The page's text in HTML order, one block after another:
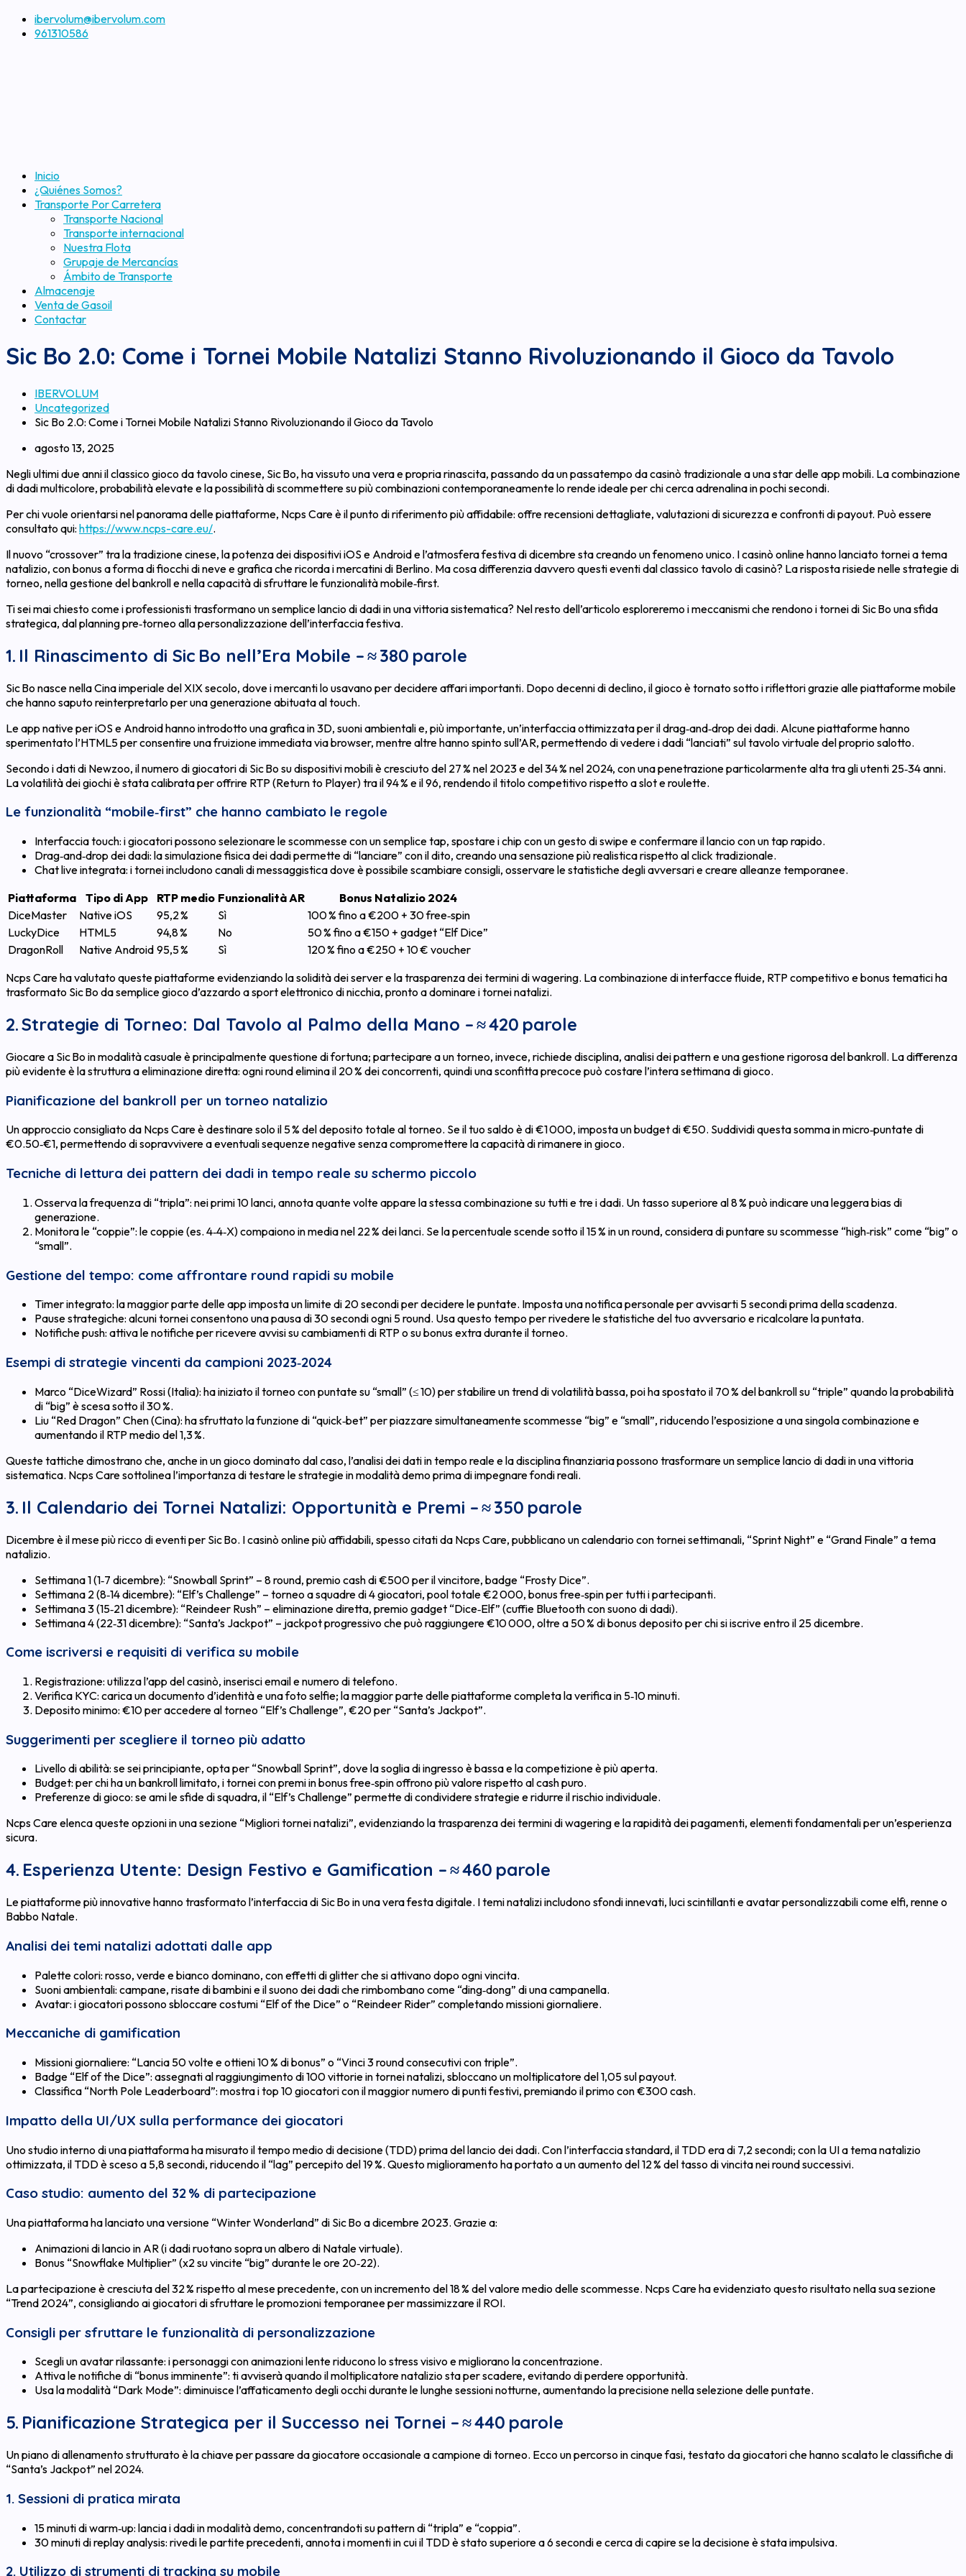
ibervolum@ibervolum.com
961310586
Inicio
¿Quiénes Somos?
Transporte Por Carretera
Transporte Nacional
Transporte internacional
Nuestra Flota
Grupaje de Mercancías
Ámbito de Transporte
Almacenaje
Venta de Gasoil
Contactar
Sic Bo 2.0: Come i Tornei Mobile Natalizi Stanno Rivoluzionando il Gioco da Tavolo
IBERVOLUM
Uncategorized
Sic Bo 2.0: Come i Tornei Mobile Natalizi Stanno Rivoluzionando il Gioco da Tavolo
agosto 13, 2025
Negli ultimi due anni il classico gioco da tavolo cinese, Sic Bo, ha vissuto una vera e propria rinascita, passando da un passatempo da casinò tradizionale a una star delle app mobili. La combinazione
di dadi multicolore, probabilità elevate e la possibilità di scommettere su più combinazioni contemporaneamente lo rende ideale per chi cerca adrenalina in pochi secondi.
Per chi vuole orientarsi nel panorama delle piattaforme, Ncps Care è il punto di riferimento più affidabile: offre recensioni dettagliate, valutazioni di sicurezza e confronti di payout. Può essere
consultato qui: https://www.ncps-care.eu/.
Il nuovo “crossover” tra la tradizione cinese, la potenza dei dispositivi iOS e Android e l’atmosfera festiva di dicembre sta creando un fenomeno unico. I casinò online hanno lanciato tornei a tema
natalizio, con bonus a forma di fiocchi di neve e grafica che ricorda i mercatini di Berlino. Ma cosa differenzia davvero questi eventi dal classico tavolo di casinò? La risposta risiede nelle strategie di
torneo, nella gestione del bankroll e nella capacità di sfruttare le funzionalità mobile‑first.
Ti sei mai chiesto come i professionisti trasformano un semplice lancio di dadi in una vittoria sistematica? Nel resto dell’articolo esploreremo i meccanismi che rendono i tornei di Sic Bo una sfida
strategica, dal planning pre‑torneo alla personalizzazione dell’interfaccia festiva.
1. Il Rinascimento di Sic Bo nell’Era Mobile – ≈ 380 parole
Sic Bo nasce nella Cina imperiale del XIX secolo, dove i mercanti lo usavano per decidere affari importanti. Dopo decenni di declino, il gioco è tornato sotto i riflettori grazie alle piattaforme mobile
che hanno saputo reinterpretarlo per una generazione abituata al touch.
Le app native per iOS e Android hanno introdotto una grafica in 3D, suoni ambientali e, più importante, un’interfaccia ottimizzata per il drag‑and‑drop dei dadi. Alcune piattaforme hanno
sperimentato l’HTML5 per consentire una fruizione immediata via browser, mentre altre hanno spinto sull’AR, permettendo di vedere i dadi “lanciati” sul tavolo virtuale del proprio salotto.
Secondo i dati di Newzoo, il numero di giocatori di Sic Bo su dispositivi mobili è cresciuto del 27 % nel 2023 e del 34 % nel 2024, con una penetrazione particolarmente alta tra gli utenti 25‑34 anni.
La volatilità dei giochi è stata calibrata per offrire RTP (Return to Player) tra il 94 % e il 96, rendendo il titolo competitivo rispetto a slot e roulette.
Le funzionalità “mobile‑first” che hanno cambiato le regole
Interfaccia touch: i giocatori possono selezionare le scommesse con un semplice tap, spostare i chip con un gesto di swipe e confermare il lancio con un tap rapido.
Drag‑and‑drop dei dadi: la simulazione fisica dei dadi permette di “lanciare” con il dito, creando una sensazione più realistica rispetto al click tradizionale.
Chat live integrata: i tornei includono canali di messaggistica dove è possibile scambiare consigli, osservare le statistiche degli avversari e creare alleanze temporanee.
Piattaforma
Tipo di App RTP medio Funzionalità AR
Bonus Natalizio 2024
DiceMaster
Native iOS 95,2 % Sì
100 % fino a €200 + 30 free‑spin
LuckyDice
HTML5 94,8 % No
50 % fino a €150 + gadget “Elf Dice”
DragonRoll
Native Android 95,5 % Sì
120 % fino a €250 + 10 € voucher
Ncps Care ha valutato queste piattaforme evidenziando la solidità dei server e la trasparenza dei termini di wagering. La combinazione di interfacce fluide, RTP competitivo e bonus tematici ha
trasformato Sic Bo da semplice gioco d’azzardo a sport elettronico di nicchia, pronto a dominare i tornei natalizi.
2. Strategie di Torneo: Dal Tavolo al Palmo della Mano – ≈ 420 parole
Giocare a Sic Bo in modalità casuale è principalmente questione di fortuna; partecipare a un torneo, invece, richiede disciplina, analisi dei pattern e una gestione rigorosa del bankroll. La differenza
più evidente è la struttura a eliminazione diretta: ogni round elimina il 20 % dei concorrenti, quindi una sconfitta precoce può costare l’intera settimana di gioco.
Pianificazione del bankroll per un torneo natalizio
Un approccio consigliato da Ncps Care è destinare solo il 5 % del deposito totale al torneo. Se il tuo saldo è di €1 000, imposta un budget di €50. Suddividi questa somma in micro‑puntate di
€0.50‑€1, permettendo di sopravvivere a eventuali sequenze negative senza compromettere la capacità di rimanere in gioco.
Tecniche di lettura dei pattern dei dadi in tempo reale su schermo piccolo
Osserva la frequenza di “tripla”: nei primi 10 lanci, annota quante volte appare la stessa combinazione su tutti e tre i dadi. Un tasso superiore al 8 % può indicare una leggera bias di
generazione.
Monitora le “coppie”: le coppie (es. 4‑4‑X) compaiono in media nel 22 % dei lanci. Se la percentuale scende sotto il 15 % in un round, considera di puntare su scommesse “high‑risk” come “big” o
“small”.
Gestione del tempo: come affrontare round rapidi su mobile
Timer integrato: la maggior parte delle app imposta un limite di 20 secondi per decidere le puntate. Imposta una notifica personale per avvisarti 5 secondi prima della scadenza.
Pause strategiche: alcuni tornei consentono una pausa di 30 secondi ogni 5 round. Usa questo tempo per rivedere le statistiche del tuo avversario e ricalcolare la puntata.
Notifiche push: attiva le notifiche per ricevere avvisi su cambiamenti di RTP o su bonus extra durante il torneo.
Esempi di strategie vincenti da campioni 2023‑2024
Marco “DiceWizard” Rossi (Italia): ha iniziato il torneo con puntate su “small” (≤ 10) per stabilire un trend di volatilità bassa, poi ha spostato il 70 % del bankroll su “triple” quando la probabilità
di “big” è scesa sotto il 30 %.
Liu “Red Dragon” Chen (Cina): ha sfruttato la funzione di “quick‑bet” per piazzare simultaneamente scommesse “big” e “small”, riducendo l’esposizione a una singola combinazione e
aumentando il RTP medio del 1,3 %.
Queste tattiche dimostrano che, anche in un gioco dominato dal caso, l’analisi dei dati in tempo reale e la disciplina finanziaria possono trasformare un semplice lancio di dadi in una vittoria
sistematica. Ncps Care sottolinea l’importanza di testare le strategie in modalità demo prima di impegnare fondi reali.
3. Il Calendario dei Tornei Natalizi: Opportunità e Premi – ≈ 350 parole
Dicembre è il mese più ricco di eventi per Sic Bo. I casinò online più affidabili, spesso citati da Ncps Care, pubblicano un calendario con tornei settimanali, “Sprint Night” e “Grand Finale” a tema
natalizio.
Settimana 1 (1‑7 dicembre): “Snowball Sprint” – 8 round, premio cash di €500 per il vincitore, badge “Frosty Dice”.
Settimana 2 (8‑14 dicembre): “Elf’s Challenge” – torneo a squadre di 4 giocatori, pool totale €2 000, bonus free‑spin per tutti i partecipanti.
Settimana 3 (15‑21 dicembre): “Reindeer Rush” – eliminazione diretta, premio gadget “Dice‑Elf” (cuffie Bluetooth con suono di dadi).
Settimana 4 (22‑31 dicembre): “Santa’s Jackpot” – jackpot progressivo che può raggiungere €10 000, oltre a 50 % di bonus deposito per chi si iscrive entro il 25 dicembre.
Come iscriversi e requisiti di verifica su mobile
Registrazione: utilizza l’app del casinò, inserisci email e numero di telefono.
Verifica KYC: carica un documento d’identità e una foto selfie; la maggior parte delle piattaforme completa la verifica in 5‑10 minuti.
Deposito minimo: €10 per accedere al torneo “Elf’s Challenge”, €20 per “Santa’s Jackpot”.
Suggerimenti per scegliere il torneo più adatto
Livello di abilità: se sei principiante, opta per “Snowball Sprint”, dove la soglia di ingresso è bassa e la competizione è più aperta.
Budget: per chi ha un bankroll limitato, i tornei con premi in bonus free‑spin offrono più valore rispetto al cash puro.
Preferenze di gioco: se ami le sfide di squadra, il “Elf’s Challenge” permette di condividere strategie e ridurre il rischio individuale.
Ncps Care elenca queste opzioni in una sezione “Migliori tornei natalizi”, evidenziando la trasparenza dei termini di wagering e la rapidità dei pagamenti, elementi fondamentali per un’esperienza
sicura.
4. Esperienza Utente: Design Festivo e Gamification – ≈ 460 parole
Le piattaforme più innovative hanno trasformato l’interfaccia di Sic Bo in una vera festa digitale. I temi natalizi includono sfondi innevati, luci scintillanti e avatar personalizzabili come elfi, renne o
Babbo Natale.
Analisi dei temi natalizi adottati dalle app
Palette colori: rosso, verde e bianco dominano, con effetti di glitter che si attivano dopo ogni vincita.
Suoni ambientali: campane, risate di bambini e il suono dei dadi che rimbombano come “ding‑dong” di una campanella.
Avatar: i giocatori possono sbloccare costumi “Elf of the Dice” o “Reindeer Rider” completando missioni giornaliere.
Meccaniche di gamification
Missioni giornaliere: “Lancia 50 volte e ottieni 10 % di bonus” o “Vinci 3 round consecutivi con triple”.
Badge “Elf of the Dice”: assegnati al raggiungimento di 100 vittorie in tornei natalizi, sbloccano un moltiplicatore del 1,05 sul payout.
Classifica “North Pole Leaderboard”: mostra i top 10 giocatori con il maggior numero di punti festivi, premiando il primo con €300 cash.
Impatto della UI/UX sulla performance dei giocatori
Uno studio interno di una piattaforma ha misurato il tempo medio di decisione (TDD) prima del lancio dei dadi. Con l’interfaccia standard, il TDD era di 7,2 secondi; con la UI a tema natalizio
ottimizzata, il TDD è sceso a 5,8 secondi, riducendo il “lag” percepito del 19 %. Questo miglioramento ha portato a un aumento del 12 % del tasso di vincita nei round successivi.
Caso studio: aumento del 32 % di partecipazione
Una piattaforma ha lanciato una versione “Winter Wonderland” di Sic Bo a dicembre 2023. Grazie a:
Animazioni di lancio in AR (i dadi ruotano sopra un albero di Natale virtuale).
Bonus “Snowflake Multiplier” (x2 su vincite “big” durante le ore 20‑22).
La partecipazione è cresciuta del 32 % rispetto al mese precedente, con un incremento del 18 % del valore medio delle scommesse. Ncps Care ha evidenziato questo risultato nella sua sezione
“Trend 2024”, consigliando ai giocatori di sfruttare le promozioni temporanee per massimizzare il ROI.
Consigli per sfruttare le funzionalità di personalizzazione
Scegli un avatar rilassante: i personaggi con animazioni lente riducono lo stress visivo e migliorano la concentrazione.
Attiva le notifiche di “bonus imminente”: ti avviserà quando il moltiplicatore natalizio sta per scadere, evitando di perdere opportunità.
Usa la modalità “Dark Mode”: diminuisce l’affaticamento degli occhi durante le lunghe sessioni notturne, aumentando la precisione nella selezione delle puntate.
5. Pianificazione Strategica per il Successo nei Tornei – ≈ 440 parole
Un piano di allenamento strutturato è la chiave per passare da giocatore occasionale a campione di torneo. Ecco un percorso in cinque fasi, testato da giocatori che hanno scalato le classifiche di
“Santa’s Jackpot” nel 2024.
1. Sessioni di pratica mirata
15 minuti di warm‑up: lancia i dadi in modalità demo, concentrandoti su pattern di “tripla” e “coppia”.
30 minuti di replay analysis: rivedi le partite precedenti, annota i momenti in cui il TDD è stato superiore a 6 secondi e cerca di capire se la decisione è stata impulsiva.
2. Utilizzo di strumenti di tracking su mobile